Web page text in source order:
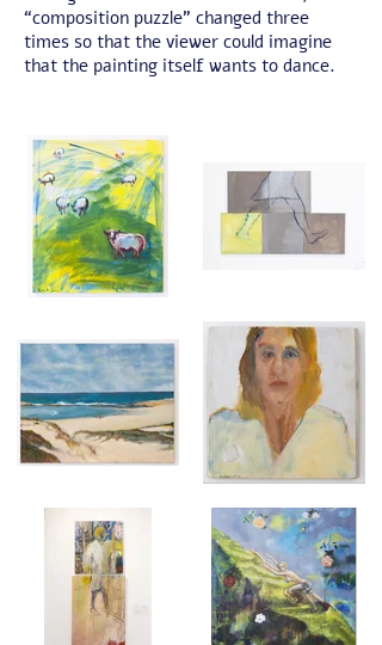
“composition puzzle” changed three
times so that the viewer could imagine
that the painting itself wants to dance.